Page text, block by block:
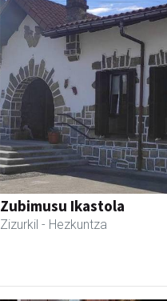
Zubimusu Ikastola
Zizurkil - Hezkuntza